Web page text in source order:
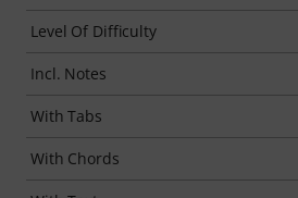
Level Of Difficulty
Incl. Notes
With Tabs
With Chords